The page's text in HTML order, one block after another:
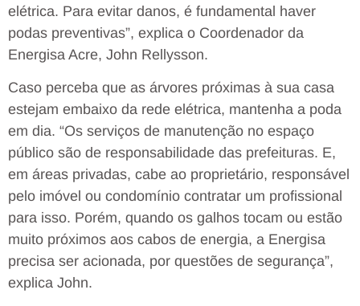
elétrica. Para evitar danos, é fundamental haver
podas preventivas”, explica o Coordenador da
Energisa Acre, John Rellysson.
Caso perceba que as árvores próximas à sua casa
estejam embaixo da rede elétrica, mantenha a poda
em dia. “Os serviços de manutenção no espaço
público são de responsabilidade das prefeituras. E,
em áreas privadas, cabe ao proprietário, responsável
pelo imóvel ou condomínio contratar um profissional
para isso. Porém, quando os galhos tocam ou estão
muito próximos aos cabos de energia, a Energisa
precisa ser acionada, por questões de segurança”,
explica John.